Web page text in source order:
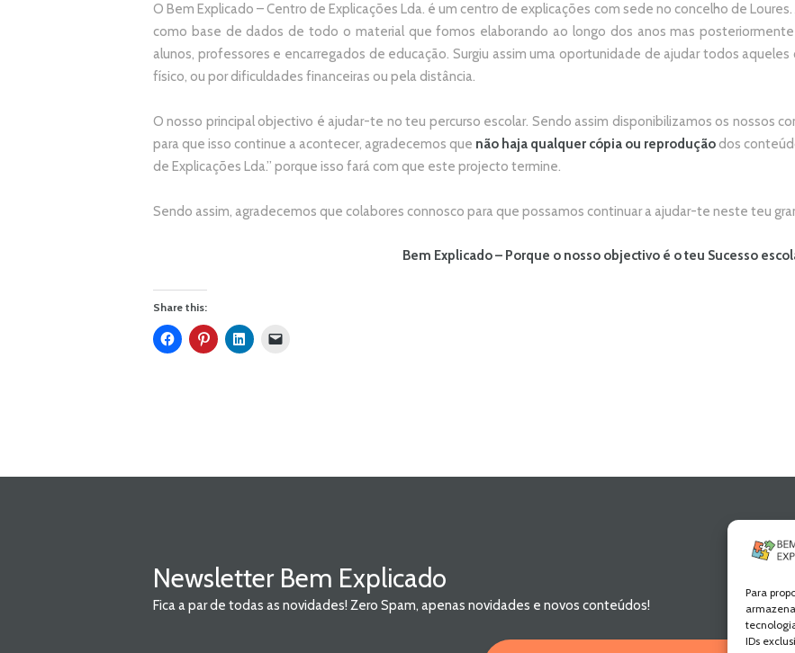
Para
IDs
O Bem Explicado – Centro de Explicações Lda. é um centro de explicações com sede no concelho de
como base de dados de todo o material que fomos elaborando ao longo dos anos mas
alunos, professores e encarregados de educação. Surgiu assim uma oportunidade de ajudar todos
físico, ou por dificuldades financeiras ou pela distância.
O nosso principal objectivo é ajudar-te no teu percurso escolar. Sendo assim disponibilizamos os nossos
para que isso continue a acontecer, agradecemos que não haja qualquer cópia ou reprodução dos
de Explicações Lda.” porque isso fará com que este projecto termine.
Sendo assim, agradecemos que colabores connosco para que possamos continuar a ajudar-te neste teu
Bem Explicado – Porque o nosso objectivo é o teu Sucesso
Share this:
Newsletter Bem Explicado
Fica a par de todas as novidades! Zero Spam, apenas novidades e novos conteúdos!